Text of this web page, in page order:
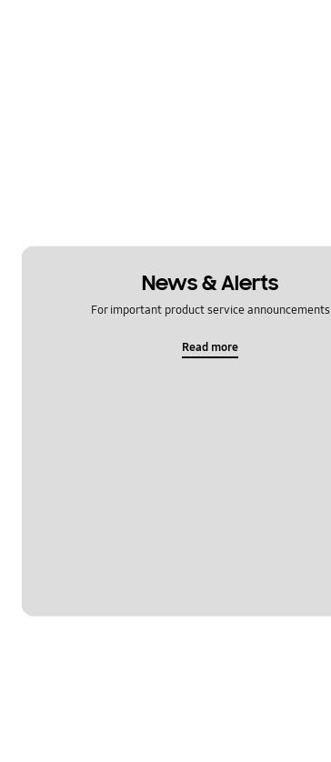
News & Alerts
For important product service announcements
Read more